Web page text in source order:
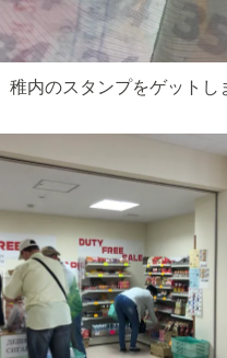
稚内のスタンプをゲットし